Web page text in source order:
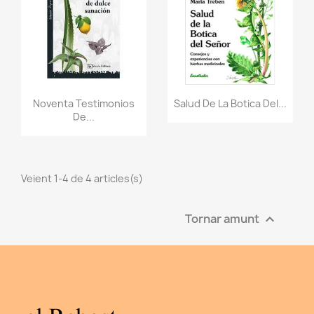
Vista ràpida
Noventa Testimonios
De...
Vista ràpida
Salud De La Botica Del...
Veient 1-4 de 4 articles(s)
Tornar amunt 